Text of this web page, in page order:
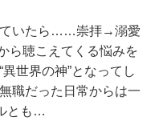
ていたら……崇拝→溺愛
聴こえてくる悩みを
世界の神”となってし
職だった日常からは一
とも…